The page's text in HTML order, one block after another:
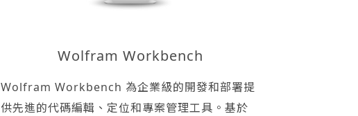
Wolfram Workbench
Wolfram Workbench 為企業級的開發和部署提
供先進的代碼編輯、定位和專案管理工具。基於